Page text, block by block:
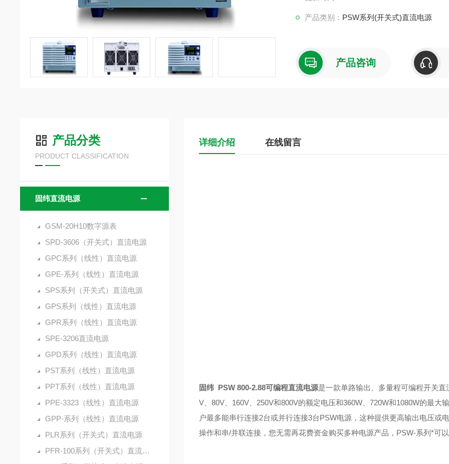
产品类别： PSW系列(开关式)直流电源
产品咨询
产品分类
PRODUCT CLASSIFICATION
固纬直流电源
GSM-20H10数字源表
SPD-3606（开关式）直流电源
GPC系列（线性）直流电源
GPE-系列（线性）直流电源
SPS系列（开关式）直流电源
GPS系列（线性）直流电源
GPR系列（线性）直流电源
SPE-3206直流电源
GPD系列（线性）直流电源
PST系列（线性）直流电源
PPT系列（线性）直流电源
PPE-3323（线性）直流电源
GPP-系列（线性）直流电源
PLR系列（开关式）直流电源
PFR-100系列（开关式）直流电源
详细介绍 在线留言
固纬 PSW 800-2.88可编程直流电源是一款单路输出、多量程可编程开关
V、80V、160V、250V和800V的额定电压和360W、720W和1080W的最
户最多能串行连接2台或并行连接3台PSW电源，这种提供更高输出电压或
操作和串/并联连接，您无需再花费资金购买多种电源产品，PSW-系列*可